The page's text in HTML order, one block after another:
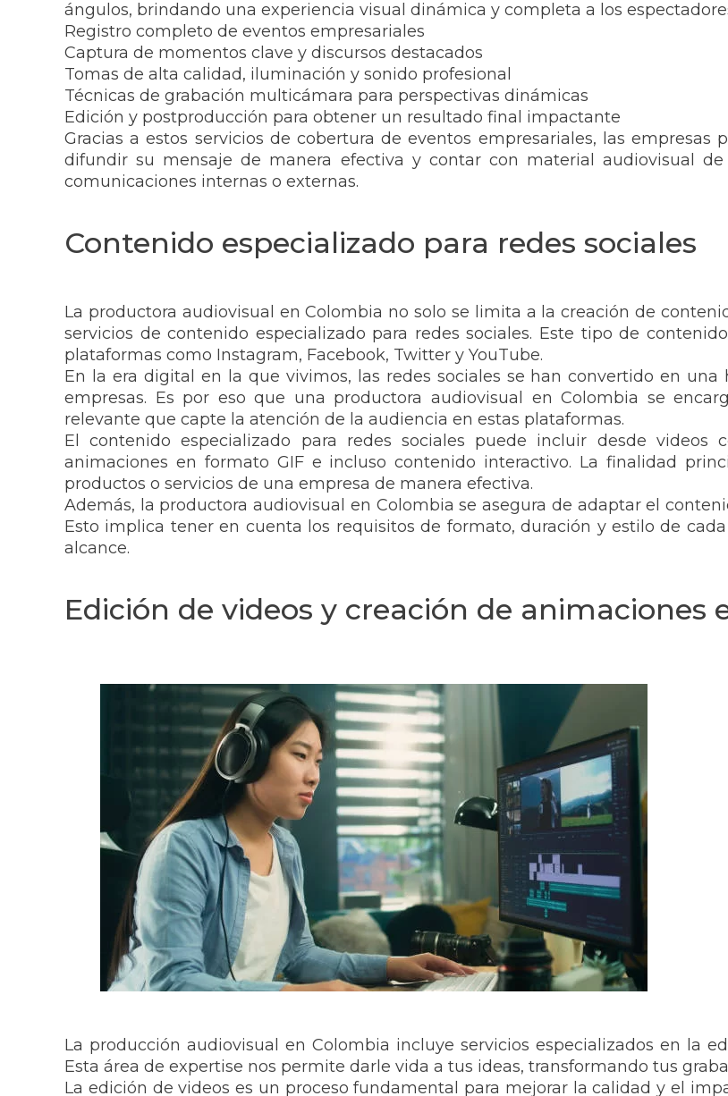
ángulos, brindando una experiencia visual dinámica y completa a los
Registro completo de eventos empresariales
Captura de momentos clave y discursos destacados
Tomas de alta calidad, iluminación y sonido profesional
Técnicas de grabación multicámara para perspectivas dinámicas
Edición y postproducción para obtener un resultado final impactante
Gracias a estos servicios de cobertura de eventos empresariales, las
difundir su mensaje de manera efectiva y contar con material audiovisual
comunicaciones internas o externas.
Contenido especializado para redes sociales
La productora audiovisual en Colombia no solo se limita a la creación de
servicios de contenido especializado para redes sociales. Este tipo de
plataformas como Instagram, Facebook, Twitter y YouTube.
En la era digital en la que vivimos, las redes sociales se han convertido en
empresas. Es por eso que una productora audiovisual en Colombia se
relevante que capte la atención de la audiencia en estas plataformas.
El contenido especializado para redes sociales puede incluir desde videos
animaciones en formato GIF e incluso contenido interactivo. La finalidad
productos o servicios de una empresa de manera efectiva.
Además, la productora audiovisual en Colombia se asegura de adaptar el
Esto implica tener en cuenta los requisitos de formato, duración y estilo de
alcance.
Edición de videos y creación de animaciones
La producción audiovisual en Colombia incluye servicios especializados en la
Esta área de expertise nos permite darle vida a tus ideas, transformando tus
La edición de videos es un proceso fundamental para mejorar la calidad y el